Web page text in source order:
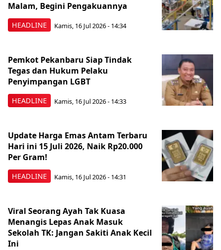
HEADLINE
Malam, Begini Pengakuannya
Kamis, 16 Jul 2026 - 14:34
HEADLINE
Pemkot Pekanbaru Siap Tindak
Tegas dan Hukum Pelaku
Penyimpangan LGBT
Kamis, 16 Jul 2026 - 14:33
HEADLINE
Update Harga Emas Antam Terbaru
Hari ini 15 Juli 2026, Naik Rp20.000
Per Gram!
Kamis, 16 Jul 2026 - 14:31
Viral Seorang Ayah Tak Kuasa
Menangis Lepas Anak Masuk
Sekolah TK: Jangan Sakiti Anak Kecil
Ini